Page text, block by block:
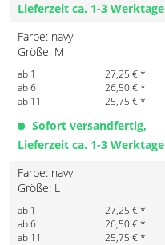
Lieferzeit ca. 1-3 Werktage
Farbe: navy
Größe: M
ab 1
27,25 € *
ab 6
26,50 € *
ab 11
25,75 € *
Sofort versandfertig,
Lieferzeit ca. 1-3 Werktage
Farbe: navy
Größe: L
ab 1
27,25 € *
ab 6
26,50 € *
ab 11
25,75 € *